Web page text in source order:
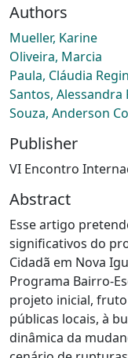
Authors
Mueller, Karine
Oliveira, Marcia
Paula, Cláudia
Santos, Alessandra
Souza, Anderson
Publisher
VI Encontro
Abstract
Esse artigo
significativos do
Cidadã em Nova
Programa Bairro-
projeto inicial,
públicas locais, à
dinâmica da